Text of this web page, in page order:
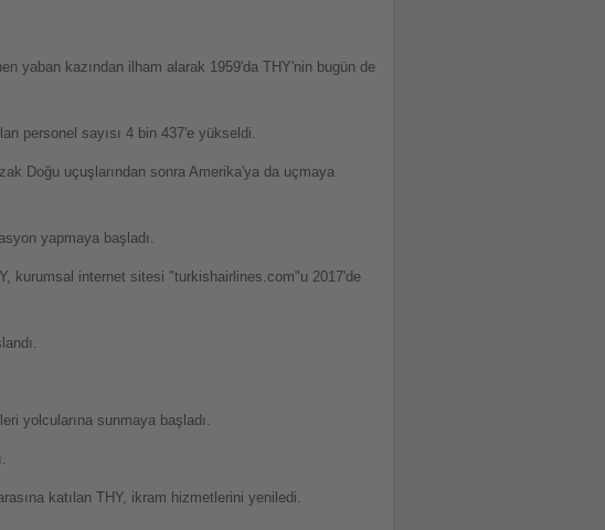
yaban kazından ilham alarak 1959'da THY'nin bugün de
personel sayısı 4 bin 437'e yükseldi.
Doğu uçuşlarından sonra Amerika'ya da uçmaya
yapmaya başladı.
kurumsal internet sitesi "turkishairlines.com"u 2017'de
yolcularına sunmaya başladı.
katılan THY, ikram hizmetlerini yeniledi.